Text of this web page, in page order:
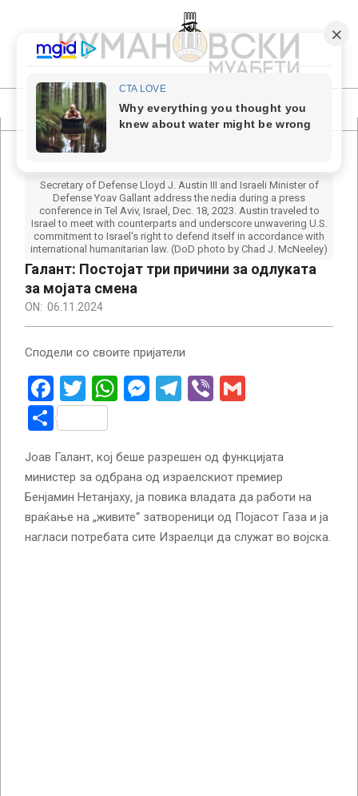
content
КУМАНОВСКИ
МУАБЕТИ
Primary
Navigation
Secretary of Defense Lloyd J. Austin III and Israeli Minister of
Defense Yoav Gallant address the nedia during a press
conference in Tel Aviv, Israel, Dec. 18, 2023. Austin traveled to
Israel to meet with counterparts and underscore unwavering U.S.
commitment to Israel's right to defend itself in accordance with
international humanitarian law. (DoD photo by Chad J. McNeeley)
Галант: Постојат три причини за одлуката
за мојата смена
ON: 06.11.2024
Сподели со своите пријатели
Facebook
Twitter
WhatsApp
Messenger
Telegram
Viber
Share
Јоав Галант, кој беше разрешен од функцијата
министер за одбрана од израелскиот премиер
Бенјамин Нетанјаху, ја повика владата да работи на
враќање на „живите“ затвореници од Појасот Газа и ја
нагласи потребата сите Израелци да служат во војска.